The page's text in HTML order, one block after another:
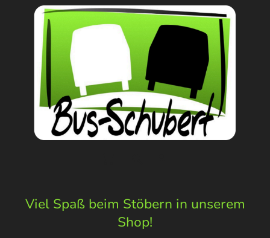
Viel Spaß beim Stöbern in unserem
Shop!